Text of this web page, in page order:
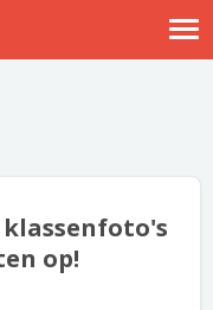
klassenfoto's
op!